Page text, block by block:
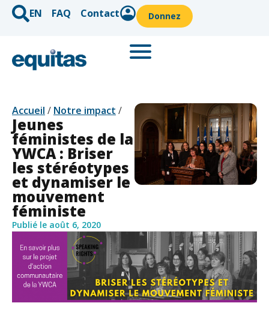
EN FAQ Contact Donnez
Accueil / Notre impact /
Jeunes
féministes de la
YWCA : Briser
les stéréotypes
et dynamiser le
mouvement
féministe
Publié le août 6, 2020